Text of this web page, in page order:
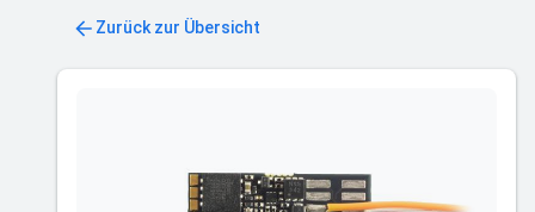
Zurück zur Übersicht